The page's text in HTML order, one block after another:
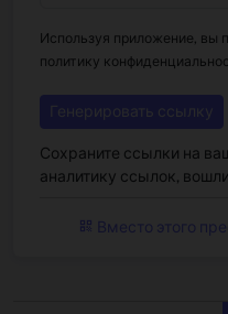
Используя приложение, вы
политику
Генерировать ссылку
Сохраните ссылки на
аналитику ссылок,
Вместо этого